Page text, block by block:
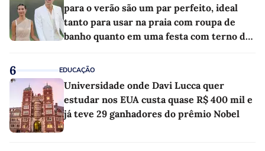
para o verão são um par perfeito, ideal
tanto para usar na praia com roupa de
banho quanto em uma festa com terno de
6 EDUCAÇÃO
Universidade onde Davi Lucca quer
estudar nos EUA custa quase R$ 400 mil e
já teve 29 ganhadores do prêmio Nobel